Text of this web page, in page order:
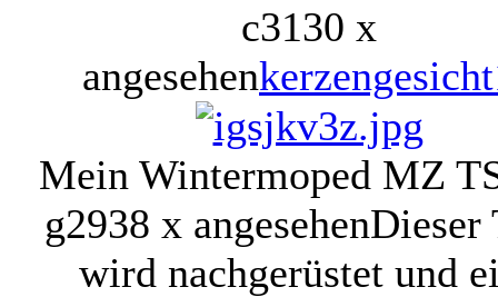
c3130 x
angesehen
Mein Wintermoped MZ
g2938 x angesehenDieser
wird nachgerüstet und